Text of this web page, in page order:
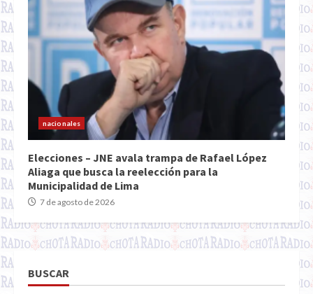
nacionales
Elecciones – JNE avala trampa de Rafael López
Aliaga que busca la reelección para la
Municipalidad de Lima
7 de agosto de 2026
BUSCAR